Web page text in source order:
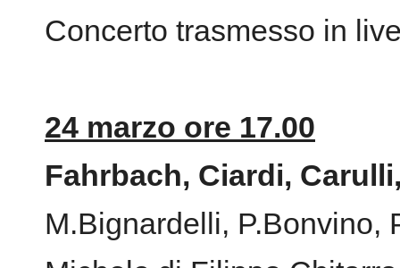
Concerto trasmesso in
24 marzo ore 17.00
Fahrbach, Ciardi,
M.Bignardelli, P.Bonvino,